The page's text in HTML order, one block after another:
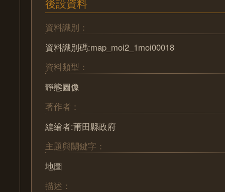
後設資料
資料識別：
資料識別碼:map_moi2_1moi00018
資料類型：
靜態圖像
著作者：
編繪者:莆田縣政府
主題與關鍵字：
地圖
描述：